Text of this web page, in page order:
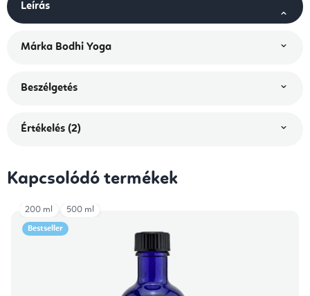
Leírás
Márka Bodhi Yoga
Beszélgetés
Értékelés (2)
Kapcsolódó termékek
Bestseller
200 ml 500 ml